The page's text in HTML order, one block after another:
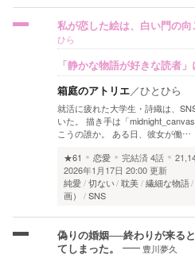
私が恋した絵は、白い門の向
ひら
「静かな物語が好きな読者
箱庭のアトリエ／ひとひら
就活に疲れた大学生・詩織は、
いた。 描き手は「
こうの誰か。 ある日、彼女が働…
★61
恋愛 完結済4話
2026年1月17日 20:00 更新
純愛 切ない 耽美 繊細な物語
画）
SNS
偽りの婚姻──終わりが来る
てしまった。
豊川夢久